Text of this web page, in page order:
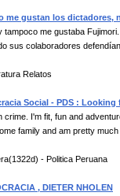
me gustan los dictadores,
tampoco me gustaba
sus colaboradores defendían
Relatos
Social - PDS : Looking
crime. I'm fit, fun and
family and am pretty much
- Politica Peruana
, DIETER NHOLEN